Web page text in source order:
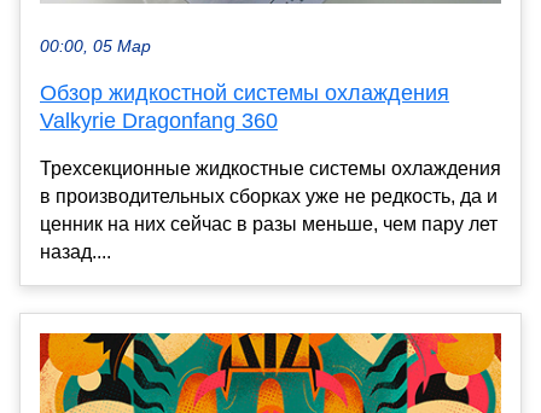
00:00, 05 Мар
Обзор жидкостной системы охлаждения
Valkyrie Dragonfang 360
Трехсекционные жидкостные системы охлаждения
в производительных сборках уже не редкость, да и
ценник на них сейчас в разы меньше, чем пару лет
назад....